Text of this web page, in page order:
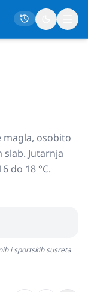
magla, osobito
slab. Jutarnja
do 18 °C.
i sportskih susreta